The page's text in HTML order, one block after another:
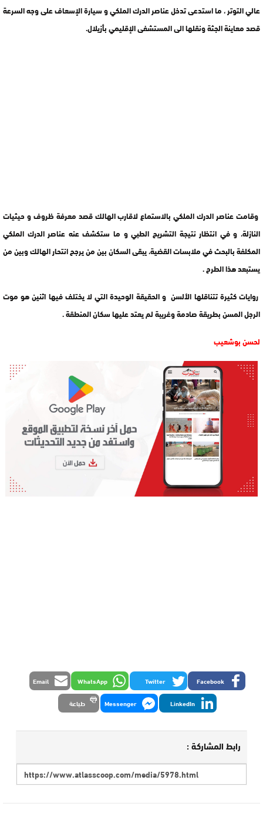
عالي التوتر ، ما استدعى تدخل عناصر الدرك الملكي و سيارة الإسعاف على وجه السرعة
قصد معاينة الجثة ونقلها الى المستشفى الإقليمي بأزيلال.
وقامت عناصر الدرك الملكي بالاستماع لاقارب الهالك قصد معرفة ظروف و حيثيات
النازلة، و في انتظار نتيجة التشريح الطبي و ما ستكشف عنه عناصر الدرك الملكي
المكلفة بالبحث في ملابسات القضية، يبقى السكان بين من يرجح انتحار الهالك وبين من
يستبعد هذا الطرح .
روايات كثيرة تتناقلها الألسن و الحقيقة الوحيدة التي لا يختلف فيها اثنين هو موت
الرجل المسن بطريقة صادمة وغريبة لم يعتد عليها سكان المنطقة .
لحسن بوشعيب
Facebook
Twitter
WhatsApp
Email
LinkedIn
Messenger طباعة
رابط المشاركة :